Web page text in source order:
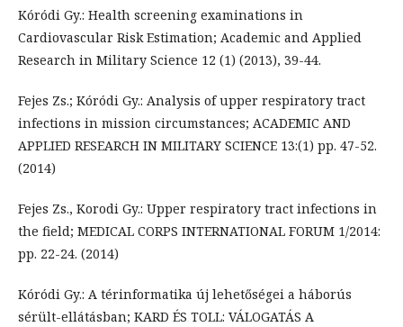
Kóródi Gy.: Health screening examinations in
Cardiovascular Risk Estimation; Academic and Applied
Research in Military Science 12 (1) (2013), 39-44.
Fejes Zs.; Kóródi Gy.: Analysis of upper respiratory tract
infections in mission circumstances; ACADEMIC AND
APPLIED RESEARCH IN MILITARY SCIENCE 13:(1) pp. 47-52.
(2014)
Fejes Zs., Korodi Gy.: Upper respiratory tract infections in
the field; MEDICAL CORPS INTERNATIONAL FORUM 1/2014:
pp. 22-24. (2014)
Kóródi Gy.: A térinformatika új lehetőségei a háborús
sérült-ellátásban; KARD ÉS TOLL: VÁLOGATÁS A